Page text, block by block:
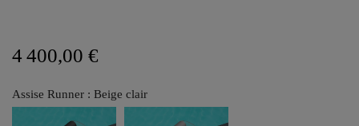
4 400,00 €
Assise Runner : Beige clair